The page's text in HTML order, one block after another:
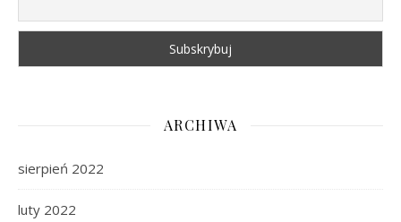
ARCHIWA
sierpień 2022
luty 2022